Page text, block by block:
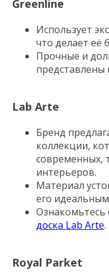
Greenline
Использует
что делает её
Прочные и
представлены
Lab Arte
Бренд
коллекции,
современных,
интерьеров.
Материал
его
Ознакомьтесь
доска Lab Arte.
Royal Parket